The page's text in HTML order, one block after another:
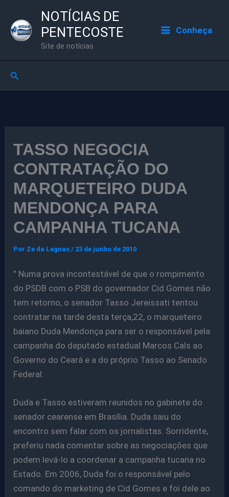
para
NOTÍCIAS DE
PENTECOSTE
Site de notícias
Conheça
Pesquisar
TASSO NEGOCIA
CONTRATAÇÃO DO
MARQUETEIRO DUDA
MENDONÇA PARA
CAMPANHA TUCANA
Por Ze da Legnas/ 23 de junho de 2010
” Numa prova incontestável de que o rompimento
do PSDB com o PSB do governador Cid Gomes não
tem retorno, o senador Tasso Jereissati tentou
contratar na tarde desta terça,22, o marqueteiro
baiano Duda Mendonça para ser o responsável pela
campanha do deputado estadual Marcos Cals ao
Governo do Ceará e a do próprio Tasso ao Senado
Federal.
Duda e Tasso estiveram reunidos no gabinete do
senador cearense em Brasília. Duda saiu do
encontro sem falar com os jornalistas. Sorridente,
preferiu nada comentar sobre as negociações que
podem levá-lo a coordenar a campanha tucana no
Estado. Em 2006, Duda foi o responsável pelo
comando do marketing de Cid Gomes e foi dele ao